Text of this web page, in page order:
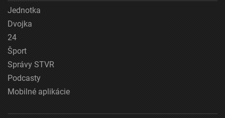
Jednotka
Dvojka
24
Šport
Správy STVR
Podcasty
Mobilné aplikácie